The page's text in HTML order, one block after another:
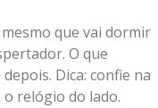
que vai dormir
O que
Dica: confie na
relógio do lado.